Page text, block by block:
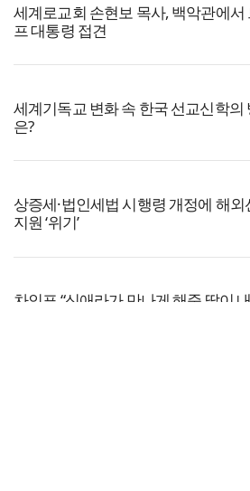
세계로교회 손현보 목사, 백악관에서
프 대통령 접견
세계기독교 변화 속 한국 선교신학의
은?
상증세·법인세법 시행령 개정에 해외
지원 ‘위기’
차인표 “신애라가 만나게 해준 딸이